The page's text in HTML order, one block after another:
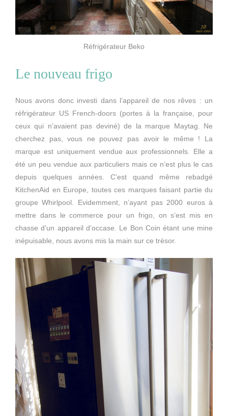
Réfrigérateur Beko
Le nouveau frigo
Nous avons donc investi dans l’appareil de nos rêves : un
réfrigérateur US French-doors (portes à la française, pour
ceux qui n’avaient pas deviné) de la marque Maytag. Ne
cherchez pas, vous ne pouvez pas avoir le même ! La
marque est uniquement vendue aux professionnels. Elle a
été un peu vendue aux particuliers mais ce n’est plus le cas
depuis quelques années. C’est quand même rebadgé
KitchenAid en Europe, toutes ces marques faisant partie du
groupe Whirlpool. Evidemment, n’ayant pas 2000 euros à
mettre dans le commerce pour un frigo, on s’est mis en
chasse d’un appareil d’occase. Le Bon Coin étant une mine
inépuisable, nous avons mis la main sur ce trésor.